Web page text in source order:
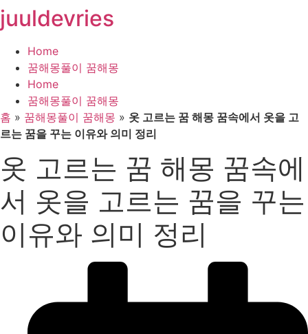
콘
텐
뛰
기
juuldevries
Home
꿈해몽풀이 꿈해몽
Home
꿈해몽풀이 꿈해몽
홈 » 꿈해몽풀이 꿈해몽 » 옷 고르는 꿈 해몽 꿈속에서 옷을 고
르는 꿈을 꾸는 이유와 의미 정리
옷 고르는 꿈 해몽 꿈속에
서 옷을 고르는 꿈을 꾸는
이유와 의미 정리